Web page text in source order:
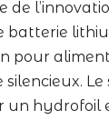
de
batterie
pour
Le
un hydrofoil